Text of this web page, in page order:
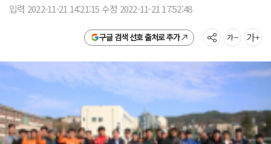
입력 2022-11-21 14:21:15 수정 2022-11-21 17:52:48
구글 검색 선호 출처로 추가